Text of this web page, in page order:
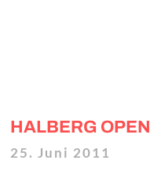
HALBERG
25. Juni 2011